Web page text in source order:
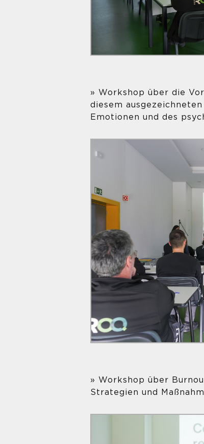
» Workshop über die
diesem
Emotionen und des
» Workshop über
Strategien und